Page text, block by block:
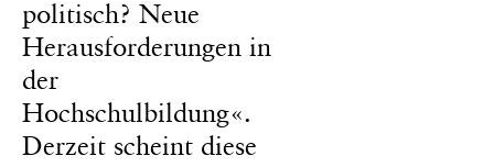
politisch? Neue
Herausforderungen in
der
Hochschulbildung«.
Derzeit scheint diese